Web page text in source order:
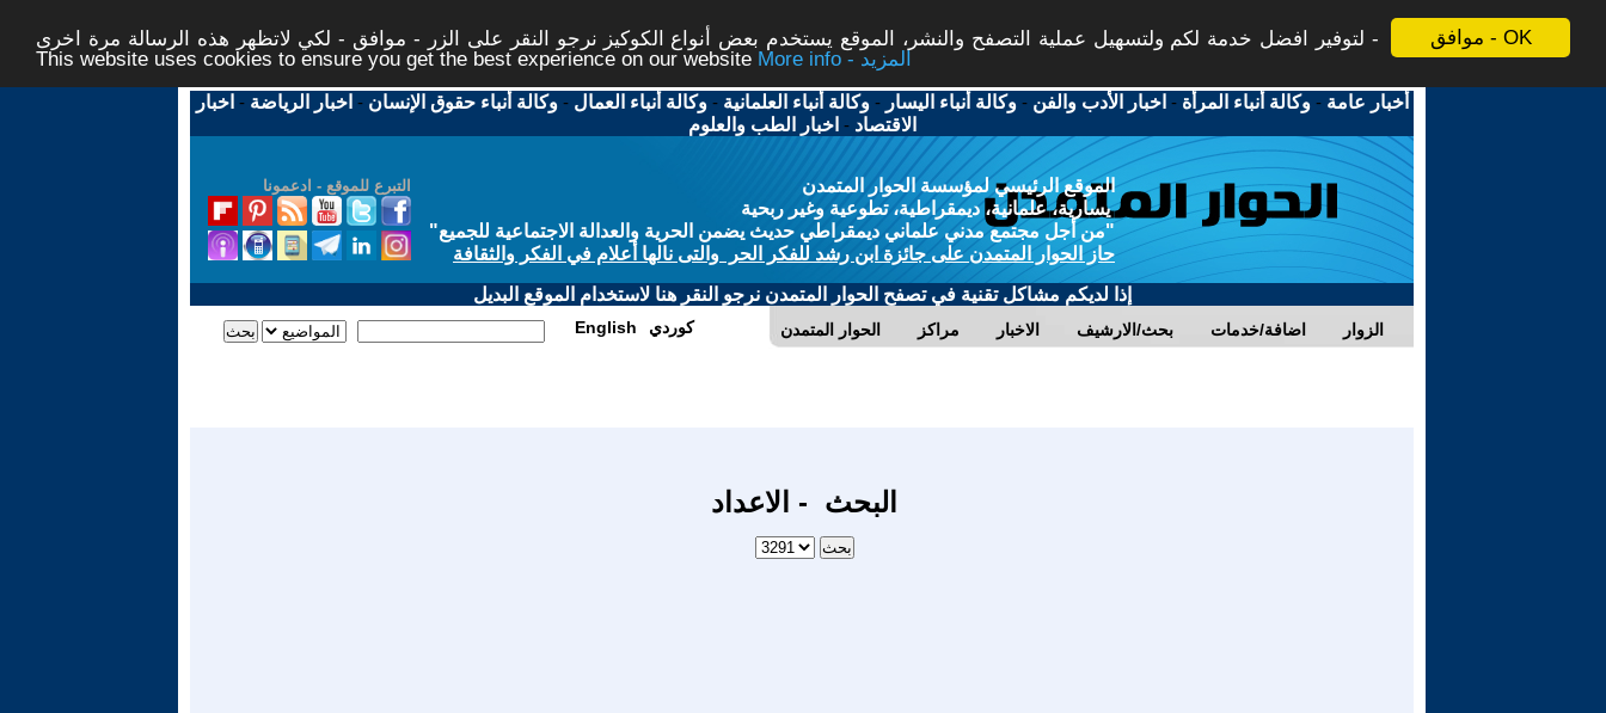
موافق - OK
لتوفير افضل خدمة لكم ولتسهيل عملية التصفح والنشر، الموقع يستخدم بعض أنواع الكوكيز نرجو النقر على الزر - موافق - لكي لاتظهر هذه الرسالة مرة اخرى -
This website uses cookies to ensure you get the best experience on our website
More info - المزيد
أخبار عامة -وكالة أنباء المرأة - اخبار الأدب والفن -وكالة أنباء اليسار -وكالة أنباء العلمانية -وكالة أنباء العمال -وكالة أنباء حقوق الإنسان - اخبار الرياضة - اخبار
الاقتصاد - اخبار الطب والعلوم
التبرع للموقع - ادعمونا
الموقع الرئيسي لمؤسسة الحوار المتمدن
يسارية، علمانية، ديمقراطية، تطوعية وغير ربحية
"من أجل مجتمع مدني علماني ديمقراطي حديث يضمن الحرية والعدالة الاجتماعية للجميع"
حاز الحوار المتمدن على جائزة ابن رشد للفكر الحر والتى نالها أعلام في الفكر والثقافة
إذا لديكم مشاكل تقنية في تصفح الحوار المتمدن نرجو النقر هنا لاستخدام الموقع البديل
الحوار المتمدن مراكز الاخبار بحث/الارشيف اضافة/خدمات الزوار English كوردي
البحث - الاعداد